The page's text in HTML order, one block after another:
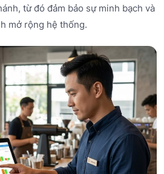
từ đó đảm bảo sự minh bạch và
mở rộng hệ thống.